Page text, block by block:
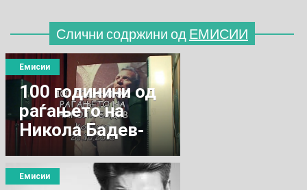
Слични содржини од ЕМИСИИ
100 годинини од
раѓањето на
Никола Бадев-
Концерт
Емисии
Емисии